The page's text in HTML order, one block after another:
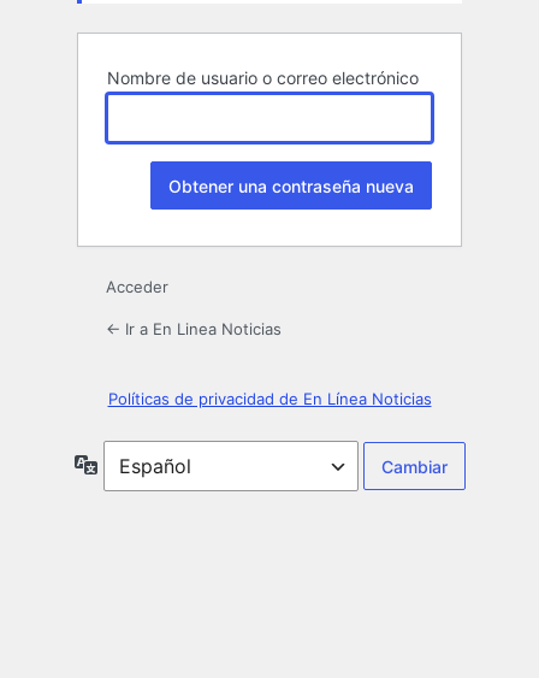
Nombre de usuario o correo electrónico
Acceder
← Ir a En Linea Noticias
Políticas de privacidad de En Línea Noticias
Idioma